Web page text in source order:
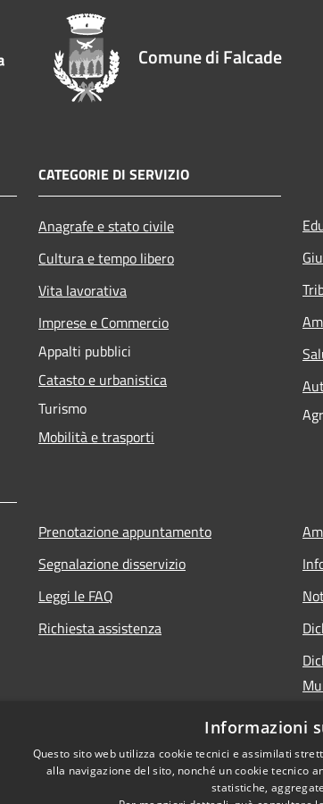
Comune di Falcade
CATEGORIE DI SERVIZIO
Anagrafe e stato civile
Cultura e tempo libero
Vita lavorativa
Imprese e Commercio
Appalti pubblici
Catasto e urbanistica
Turismo
Mobilità e trasporti
Prenotazione appuntamento
Segnalazione disservizio
Leggi le FAQ
Richiesta assistenza
Informazioni
Questo sito web utilizza cookie tecnici e assimilati
alla navigazione del sito, nonché un cookie tecnico
statistiche,